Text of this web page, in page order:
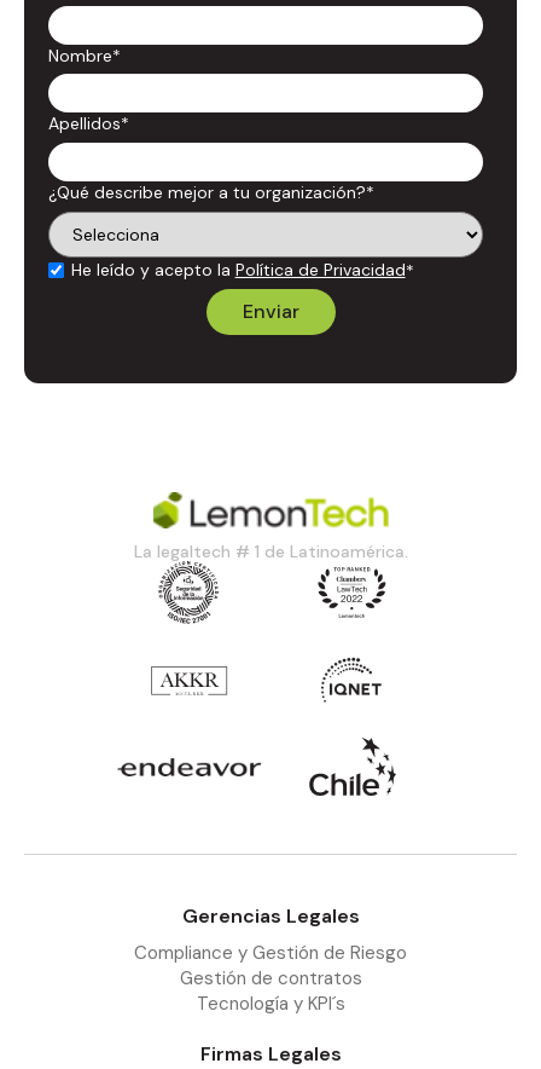
Nombre*
Apellidos*
¿Qué describe mejor a tu organización?*
He leído y acepto la Política de Privacidad*
La legaltech # 1 de Latinoamérica.
Gerencias Legales
Compliance y Gestión de Riesgo
Gestión de contratos
Tecnología y KPI´s
Firmas Legales